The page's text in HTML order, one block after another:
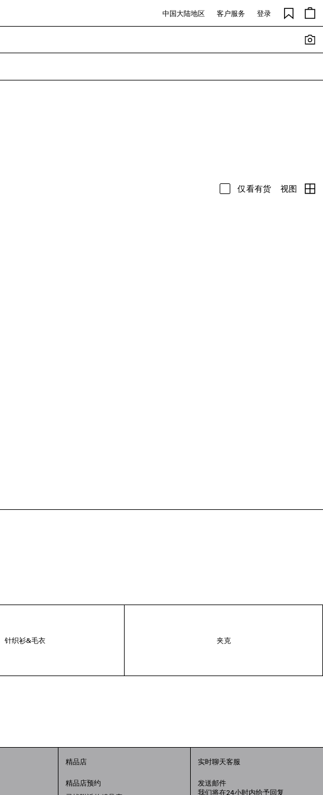
中国大陆地区 客户服务 登录
仅看有货 视图
针织衫&毛衣 夹克
精品店
精品店预约
实时聊天客服
发送邮件
我们将在24小时内给予回复